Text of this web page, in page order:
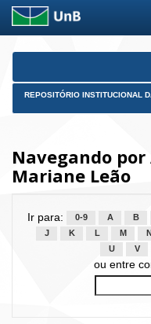
Skip
REPOSITÓRIO INSTITUCIONAL
Navegando
Mariane Leão
Ir para: 0-9 A B
J
K L M N
U
V
ou entre